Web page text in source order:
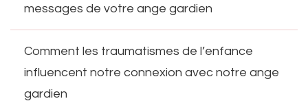
messages de votre ange gardien
Comment les traumatismes de l’enfance
influencent notre connexion avec notre ange
gardien